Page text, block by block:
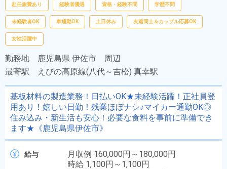
赴任旅費あり 経験者優遇 資格・経験不問 学歴不問
未経験者OK 車通勤OK 土日休み 友達同士＆カップル応募OK
女性活躍中
勤務地
鹿児島県 伊佐市 周辺
最寄駅
えびの高原線(八代～吉松) 真幸駅
基板材料の製造業務！日払いOK★未経験活躍！正社員登
用あり！嬉しい日勤！残業ほぼナシ♪マイカー通勤OK◎
住み込み・新生活も安心！必要な食料を事前に準備でき
ます★《鹿児島県伊佐市》
給与
月収例 160,000円～180,000円
時給 1,100円～1,100円